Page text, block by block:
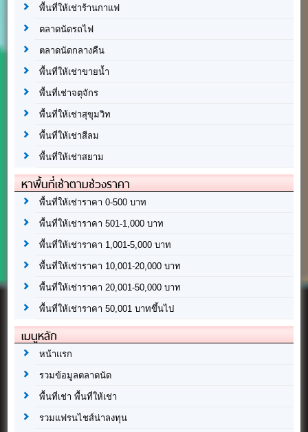
พื้นที่ให้เช่าร้านกาแฟ
ตลาดนัดรถไฟ
ตลาดนัดกลางคืน
พื้นที่ให้เช่าขายน้ำ
พื้นที่เช่าจตุจักร
พื้นที่ให้เช่าสุขุมวิท
พื้นที่ให้เช่าสีลม
พื้นที่ให้เช่าสยาม
หาพื้นที่เช่าตามช่วงราคา
พื้นที่ให้เช่าราคา 0-500 บาท
พื้นที่ให้เช่าราคา 501-1,000 บาท
พื้นที่ให้เช่าราคา 1,001-5,000 บาท
พื้นที่ให้เช่าราคา 10,001-20,000 บาท
พื้นที่ให้เช่าราคา 20,001-50,000 บาท
พื้นที่ให้เช่าราคา 50,001 บาทขึ้นไป
เมนูหลัก
หน้าแรก
รวมข้อมูลตลาดนัด
พื้นที่เช่า พื้นที่ให้เช่า
รวมแฟรนไชส์น่าลงทุน